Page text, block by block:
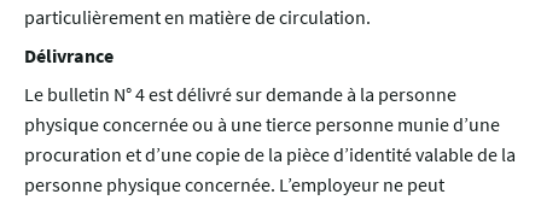
particulièrement en matière de circulation.
Délivrance
Le bulletin N° 4 est délivré sur demande à la personne
physique concernée ou à une tierce personne munie d’une
procuration et d’une copie de la pièce d’identité valable de la
personne physique concernée. L’employeur ne peut